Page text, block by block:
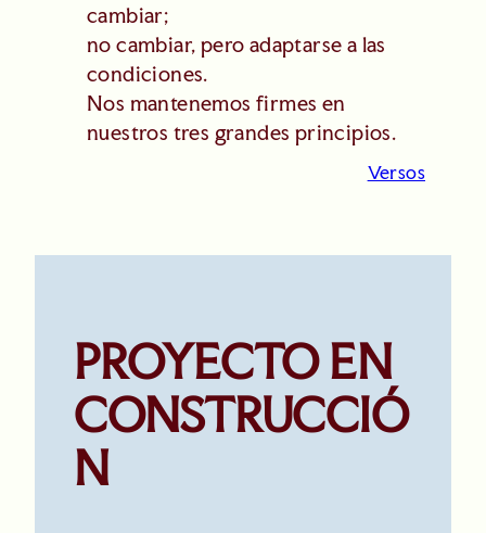
cambiar;
no cambiar, pero adaptarse a las
condiciones.
Nos mantenemos firmes en
nuestros tres grandes principios.
Versos
PROYECTO EN
CONSTRUCCIÓ
N